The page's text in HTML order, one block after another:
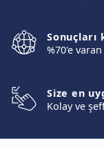
Sonuçları
%70'e
Size en
Kolay ve